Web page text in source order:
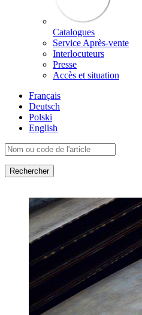
Catalogues
Service Après-vente
Interlocuteurs
Presse
Accès et situation
Français
Deutsch
Polski
English